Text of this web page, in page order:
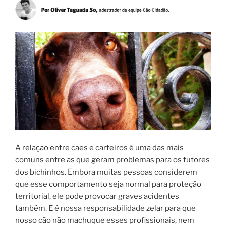
A relação entre cães e carteiros é uma das mais
comuns entre as que geram problemas para os tutores
dos bichinhos. Embora muitas pessoas considerem
que esse comportamento seja normal para proteção
territorial, ele pode provocar graves acidentes
também. E é nossa responsabilidade zelar para que
nosso cão não machuque esses profissionais, nem